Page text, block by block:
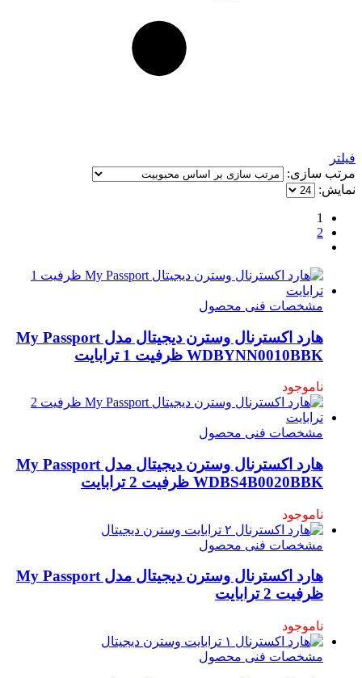
فیلتر
مرتب سازی:
نمایش:
1
2
مشخصات فنی محصول
هارد اکسترنال وسترن دیجیتال مدل My Passport
WDBYNN0010BBK ظرفیت 1 ترابایت
ناموجود
مشخصات فنی محصول
هارد اکسترنال وسترن دیجیتال مدل My Passport
WDBS4B0020BBK ظرفیت 2 ترابایت
ناموجود
مشخصات فنی محصول
هارد اکسترنال وسترن دیجیتال مدل My Passport
ظرفیت 2 ترابایت
ناموجود
مشخصات فنی محصول